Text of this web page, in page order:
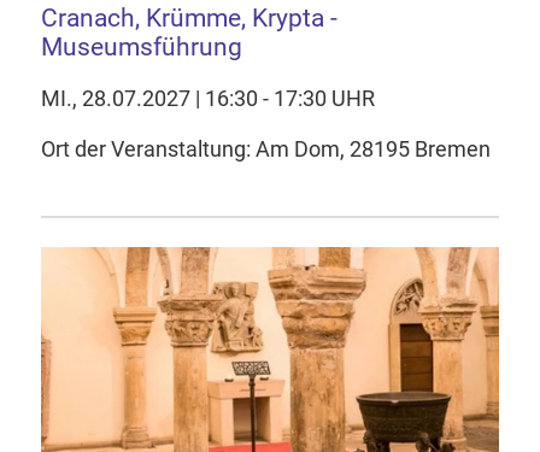
Cranach, Krümme, Krypta -
Museumsführung
MI., 28.07.2027 | 16:30 - 17:30 UHR
Ort der Veranstaltung: Am Dom, 28195 Bremen